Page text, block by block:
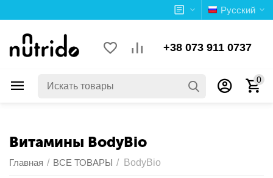
Русский
+38 073 911 0737
0
Витамины BodyBio
Главная / ВСЕ ТОВАРЫ / BodyBio